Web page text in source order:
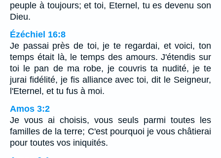
peuple à toujours; et toi, Eternel, tu es devenu son
Dieu.
Ézéchiel 16:8
Je passai près de toi, je te regardai, et voici, ton
temps était là, le temps des amours. J'étendis sur
toi le pan de ma robe, je couvris ta nudité, je te
jurai fidélité, je fis alliance avec toi, dit le Seigneur,
l'Eternel, et tu fus à moi.
Amos 3:2
Je vous ai choisis, vous seuls parmi toutes les
familles de la terre; C'est pourquoi je vous châtierai
pour toutes vos iniquités.